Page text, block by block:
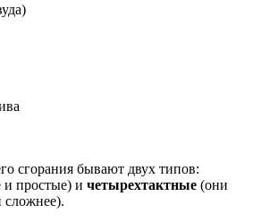
сгорания бывают двух типов:
и простые) и четырехтактные (они
сложнее).